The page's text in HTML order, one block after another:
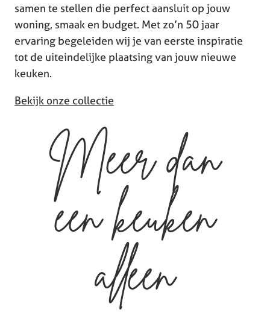
samen te stellen die perfect aansluit op jouw
woning, smaak en budget. Met zo’n 50 jaar
ervaring begeleiden wij je van eerste inspiratie
tot de uiteindelijke plaatsing van jouw nieuwe
keuken.
Bekijk onze collectie
Meer dan
een keuken
alleen